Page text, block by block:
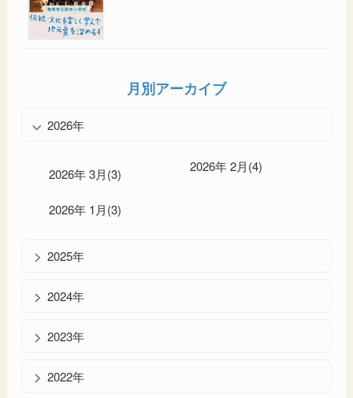
月別アーカイブ
2026年
2026年 3月(3) 2026年 2月(4)
2026年 1月(3)
2025年
2024年
2023年
2022年